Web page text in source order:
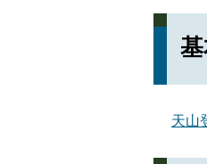
天山